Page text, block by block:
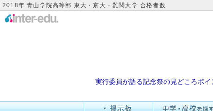
2018年 青山学院高等部 東大・京大・難関大学 合格者数
実行委員が語る記念祭の見どころポイ